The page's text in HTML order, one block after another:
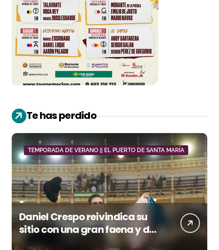
Te has perdido
TEMPORADA DE VERANO || EL PUERTO DE SANTA MARÍA
Daniel Crespo reivindica su
sitio con una gran faena y dos
orejas